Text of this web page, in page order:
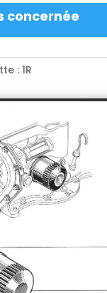
concernée
: 1R